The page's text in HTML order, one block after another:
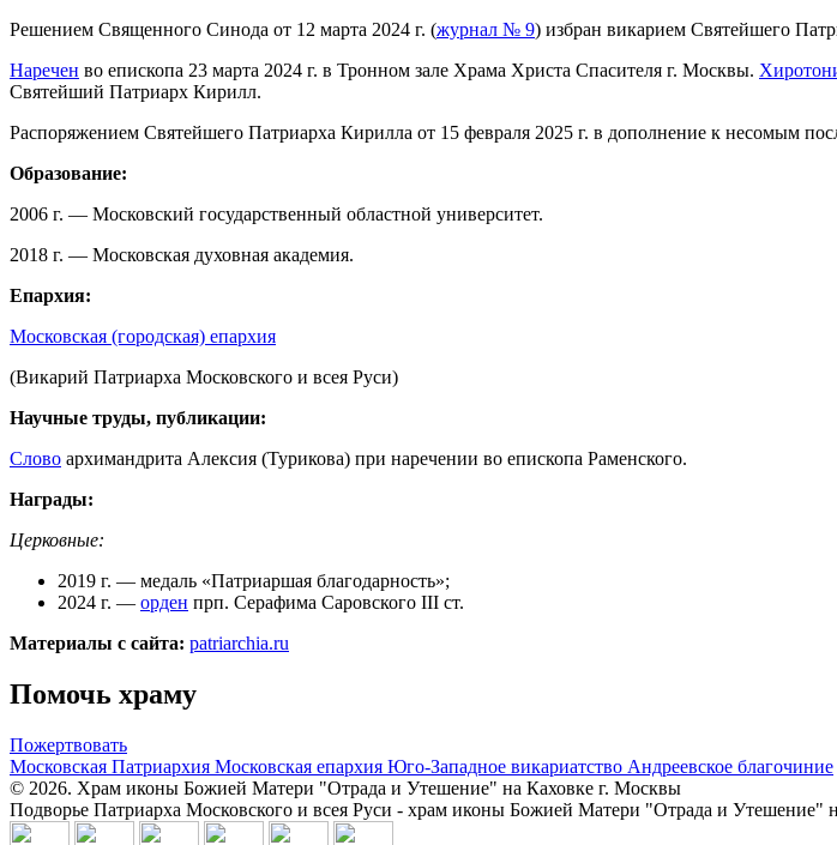
Решением Священного Синода от 12 марта 2024 г. (журнал № 9) избран викарием Святейшего
Наречен во епископа 23 марта 2024 г. в Тронном зале Храма Христа Спасителя г. Москвы.
Святейший Патриарх Кирилл.
Распоряжением Святейшего Патриарха Кирилла от 15 февраля 2025 г. в дополнение к несомым
Образование:
2006 г. — Московский государственный областной университет.
2018 г. — Московская духовная академия.
Епархия:
Московская (городская) епархия
(Викарий Патриарха Московского и всея Руси)
Научные труды, публикации:
Слово архимандрита Алексия (Турикова) при наречении во епископа Раменского.
Награды:
Церковные:
2019 г. — медаль «Патриаршая благодарность»;
2024 г. — орден прп. Серафима Саровского III ст.
Материалы с сайта: patriarchia.ru
Помочь храму
Пожертвовать
Московская Патриархия Московская епархия Юго-Западное викариатство Андреевское благочиние
© 2026. Храм иконы Божией Матери "Отрада и Утешение" на Каховке г. Москвы
Подворье Патриарха Московского и всея Руси - храм иконы Божией Матери "Отрада и